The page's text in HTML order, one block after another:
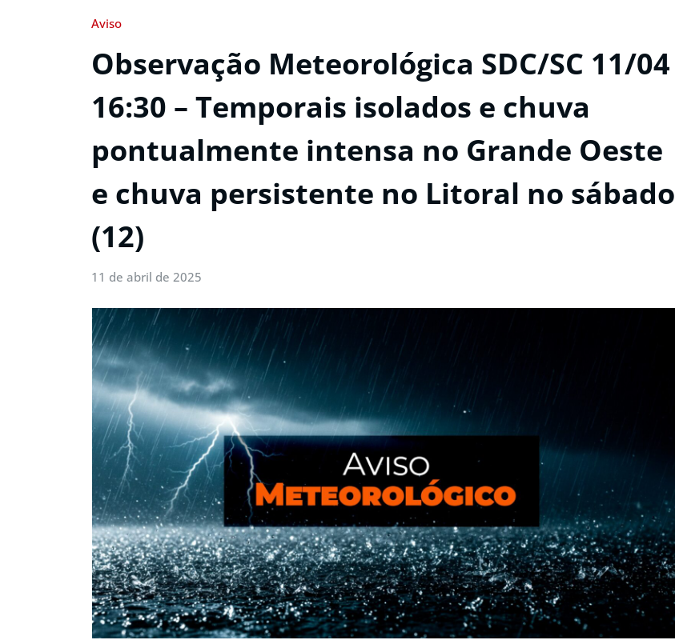
Aviso
Observação Meteorológica SDC/SC 11/04
16:30 – Temporais isolados e chuva
pontualmente intensa no Grande Oeste
e chuva persistente no Litoral no sábado
(12)
11 de abril de 2025